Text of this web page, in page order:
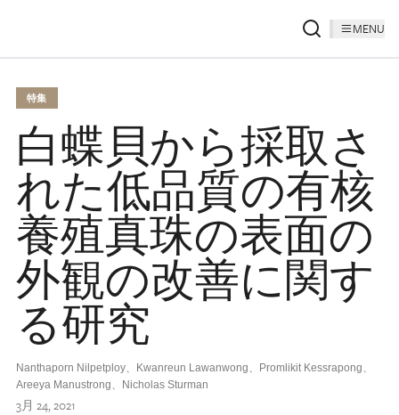
MENU
特集
白蝶貝から採取さ
れた低品質の有核
養殖真珠の表面の
外観の改善に関す
る研究
Nanthaporn Nilpetploy、Kwanreun Lawanwong、Promlikit Kessrapong、
Areeya Manustrong、Nicholas Sturman
3月 24, 2021